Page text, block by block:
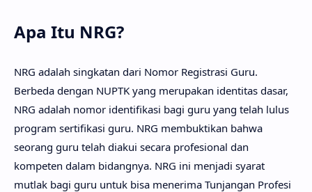
Apa Itu NRG?
NRG adalah singkatan dari Nomor Registrasi Guru.
Berbeda dengan NUPTK yang merupakan identitas dasar,
NRG adalah nomor identifikasi bagi guru yang telah lulus
program sertifikasi guru. NRG membuktikan bahwa
seorang guru telah diakui secara profesional dan
kompeten dalam bidangnya. NRG ini menjadi syarat
mutlak bagi guru untuk bisa menerima Tunjangan Profesi